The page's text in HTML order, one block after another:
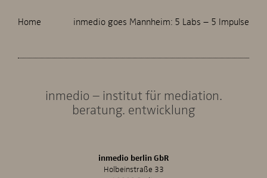
Home inmedio goes Mannheim: 5 Labs – 5 Impulse
inmedio – institut für mediation.
beratung. entwicklung
inmedio berlin GbR
Holbeinstraße 33